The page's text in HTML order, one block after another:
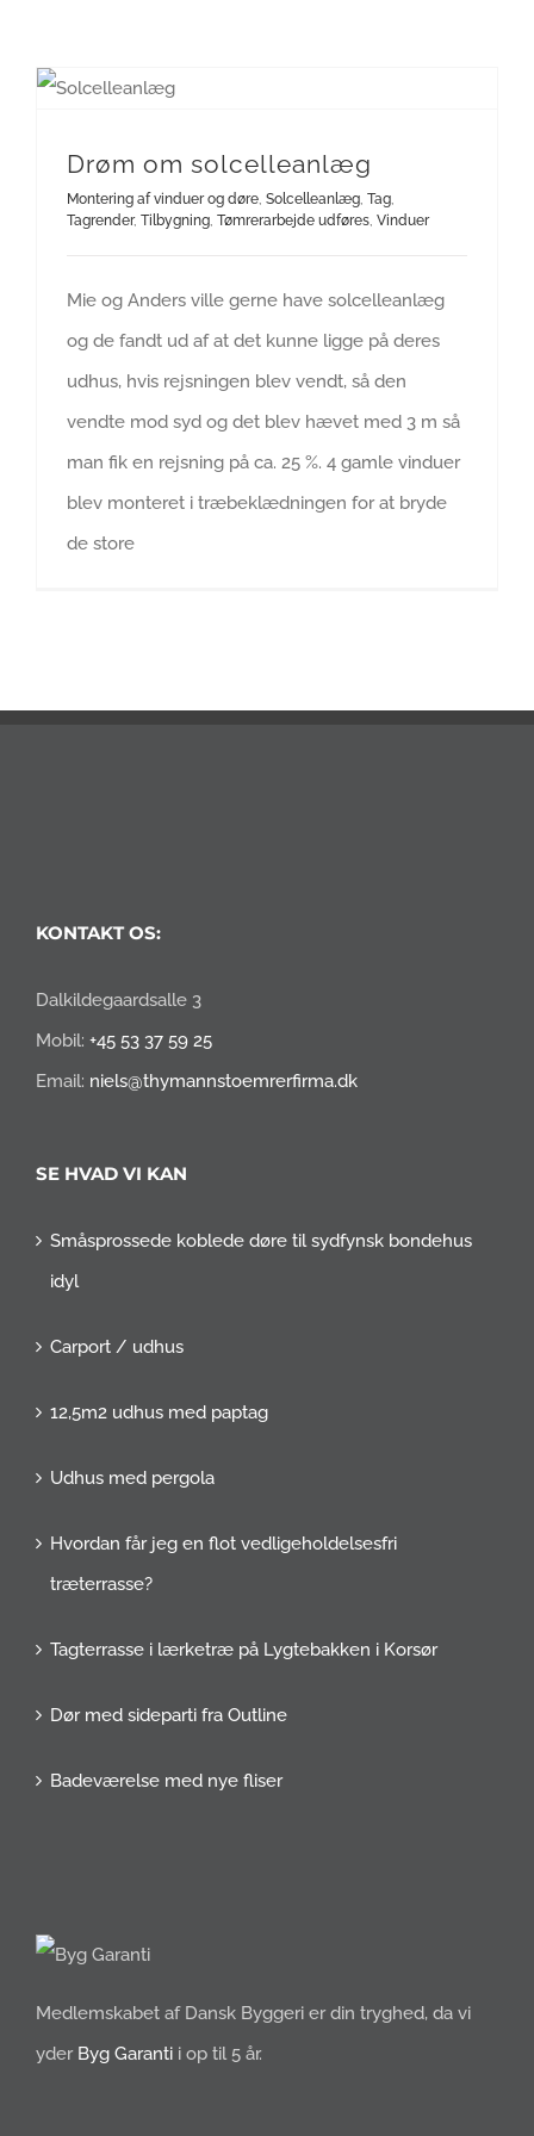
Drøm om solcelleanlæg
Montering af vinduer og døre Solcelleanlæg Tag
Tagrender, Tilbygning Tømrerarbejde udføres Vinduer
Mie og Anders ville gerne have solcelleanlæg
og de fandt ud af at det kunne ligge på deres
udhus, hvis rejsningen blev vendt, så den
vendte mod syd og det blev hævet med 3 m så
man fik en rejsning på ca. 25 %. 4 gamle vinduer
blev monteret i træbeklædningen for at bryde
de store
KONTAKT OS:
Dalkildegaardsalle 3
Mobil: +45 53 37 59 25
Email: niels@thymannstoemrerfirma.dk
SE HVAD VI KAN
Småsprossede koblede døre til sydfynsk bondehus
idyl
Carport / udhus
12,5m2 udhus med paptag
Udhus med pergola
Hvordan får jeg en flot vedligeholdelsesfri
træterrasse?
Tagterrasse i lærketræ på Lygtebakken i Korsør
Dør med sideparti fra Outline
Badeværelse med nye fliser
Medlemskabet af Dansk Byggeri er din tryghed, da vi
yder Byg Garanti i op til 5 år.